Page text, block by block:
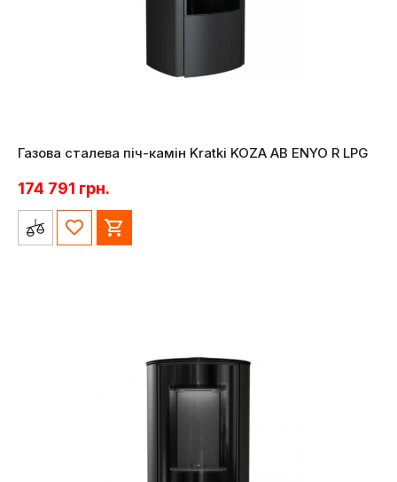
Газова сталева піч-камін Kratki KOZA AB ENYO R LPG
174 791 грн.